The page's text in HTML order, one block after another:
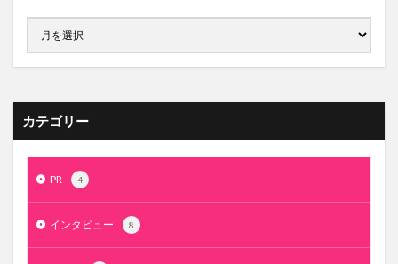
カテゴリー
PR 4
インタビュー 8